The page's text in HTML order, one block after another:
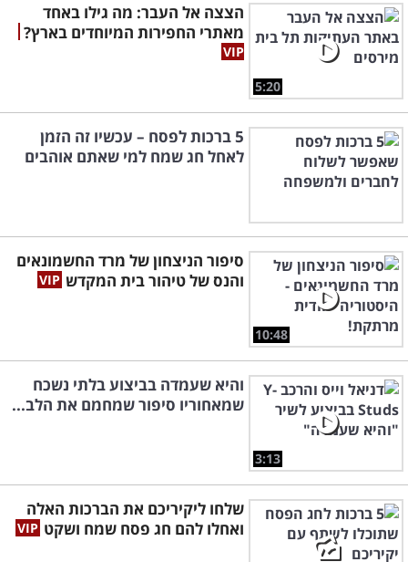
5:20
הצצה אל העבר: מה גילו באחד
מאתרי החפירות המיוחדים בארץ?
5 ברכות לפסח – עכשיו זה הזמן
לאחל חג שמח למי שאתם אוהבים
10:48
סיפור הניצחון של מרד החשמונאים
והנס של טיהור בית המקדש
3:13
והיא שעמדה בביצוע בלתי נשכח
שמאחוריו סיפור שמחמם את הלב...
שלחו ליקיריכם את הברכות האלה
ואחלו להם חג פסח שמח ושקט